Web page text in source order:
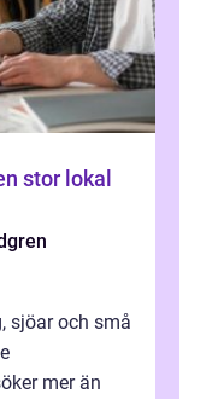
stor lokal
sjöar och små
mer än